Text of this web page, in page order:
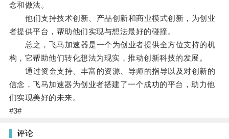
念和做法。
他们支持技术创新、产品创新和商业模式创新，为创业
者提供平台，帮助他们实现与想法最好的碰撞。
总之，飞马加速器是一个为创业者提供全方位支持的机
构，它帮助他们转化想法为现实，推动创新科技的发展。
通过资金支持、丰富的资源、导师的指导以及对创新的
信念，飞马加速器为创业者搭建了一个成功的平台，助力他
们实现美好的未来。
#3#
评论